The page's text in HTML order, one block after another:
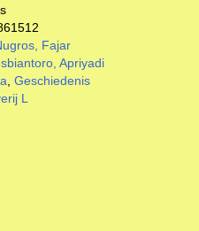
Fajar
Apriyadi
Geschiedenis
L